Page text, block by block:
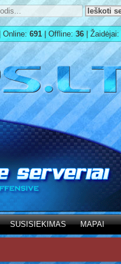
| Online: 691 | Offline: 36 | Žaidėjai:
SUSISIEKIMAS MAPAI